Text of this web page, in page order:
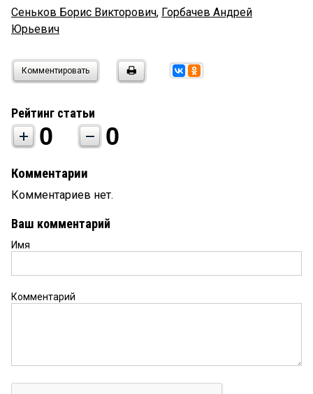
Сеньков Борис Викторович, Горбачев Андрей
Юрьевич
Комментировать
Рейтинг статьи
0 0
Комментарии
Комментариев нет.
Ваш комментарий
Имя
Комментарий